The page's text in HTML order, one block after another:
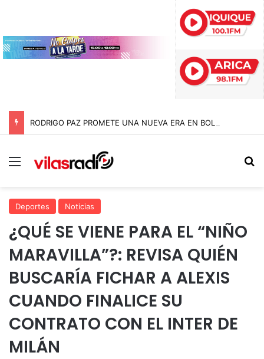
Menú
Deportes Noticias
¿QUÉ SE VIENE PARA EL “NIÑO
MARAVILLA”?: REVISA QUIÉN
BUSCARÍA FICHAR A ALEXIS
CUANDO FINALICE SU
CONTRATO CON EL INTER DE
MILÁN